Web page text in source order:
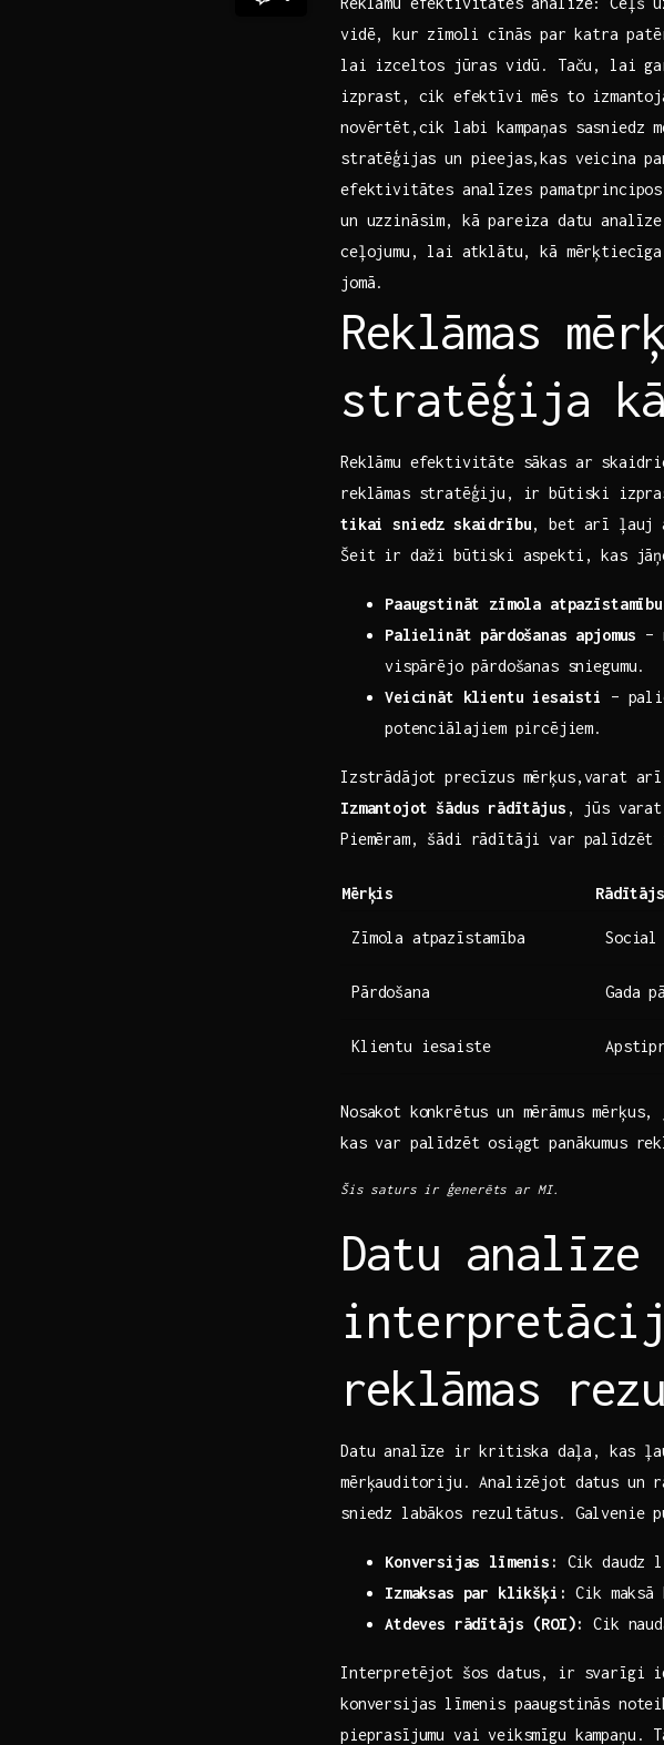
vidē, ⁢kur zīmoli cīnās par ⁢katra
⁣lai izceltos jūras vidū.‌ Taču, ​lai
izprast,‍ cik efektīvi ⁤mēs to
novērtēt,cik labi‌ kampaņas sasniedz
stratēģijas un pieejas,kas veicina
efektivitātes analīzes
un uzzināsim, kā pareiza ⁣datu
ceļojumu, ⁤lai atklātu, kā
jomā.
Reklāmas
stratēģija kā
Reklāmu efektivitāte‍ sākas ‌ar
reklāmas ​stratēģiju, ir būtiski
tikai sniedz skaidrību,‍ bet arī ļauj
Šeit ir daži būtiski aspekti, kas‍
Paaugstināt zīmola atpazīstamību
Palielināt pārdošanas ⁤apjomus –
‍vispārējo pārdošanas sniegumu.
Veicināt ​klientu iesaisti
–
potenciālajiem​ pircējiem.
Izstrādājot‍ precīzus mērķus,varat
Izmantojot​ šādus⁢ rādītājus , jūs varat
Piemēram, šādi rādītāji var
Mērķis Rādītājs
Zīmola ‌atpazīstamība Social
Pārdošana Gada
Klientu iesaiste
Nosakot konkrētus un ‍mērāmus
kas var palīdzēt osiągt panākumus
Šis saturs⁢ ir ģenerēts ar MI.
Datu
reklāmas
Datu analīze ir ⁤kritiska⁤ daļa, kas ļauj
mērķauditoriju.‍ Analizējot datus un​
sniedz labākos rezultātus.‌ Galvenie
Konversijas ‌līmenis:
Cik‍ daudz
Izmaksas par klikšķi: ⁤Cik
Atdeves rādītājs (ROI):
Cik
Interpretējot šos datus, ir svarīgi
konversijas ‍līmenis paaugstinās
pieprasījumu‍ vai veiksmīgu kampaņu.